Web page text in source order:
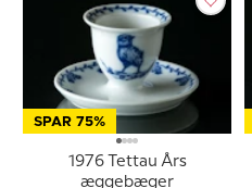
SPAR 75%
1976 Tettau Års
æggebæger